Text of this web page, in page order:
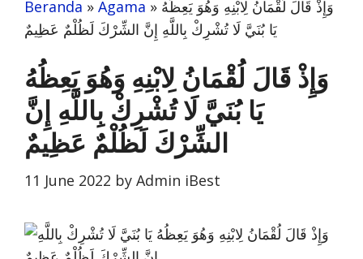
Beranda » Agama » وَإِذْ قَالَ لُقْمَانُ لِابْنِهِ وَهُوَ يَعِظُهُ
يَا بُنَيَّ لَا تُشْرِكْ بِاللَّهِ إِنَّ الشِّرْكَ لَظُلْمٌ عَظِيمٌ
وَإِذْ قَالَ لُقْمَانُ لِابْنِهِ وَهُوَ يَعِظُهُ
يَا بُنَيَّ لَا تُشْرِكْ بِاللَّهِ إِنَّ
الشِّرْكَ لَظُلْمٌ عَظِيمٌ
11 June 2022 by Admin iBest